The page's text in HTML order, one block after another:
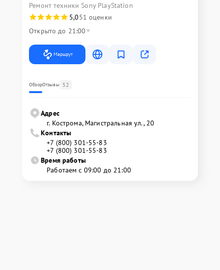
Ремонт техники Sony PlayStation
5,051 оценки
Открыто до 21:00
Маршрут
ОбзорОтзывы 52
Адрес
г. Кострома, Магистральная ул., 20
Контакты
+7 (800) 301-55-83
+7 (800) 301-55-83
Время работы
Работаем с 09:00 до 21:00